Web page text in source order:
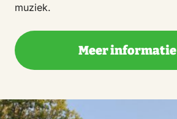
muziek.
Meer informatie